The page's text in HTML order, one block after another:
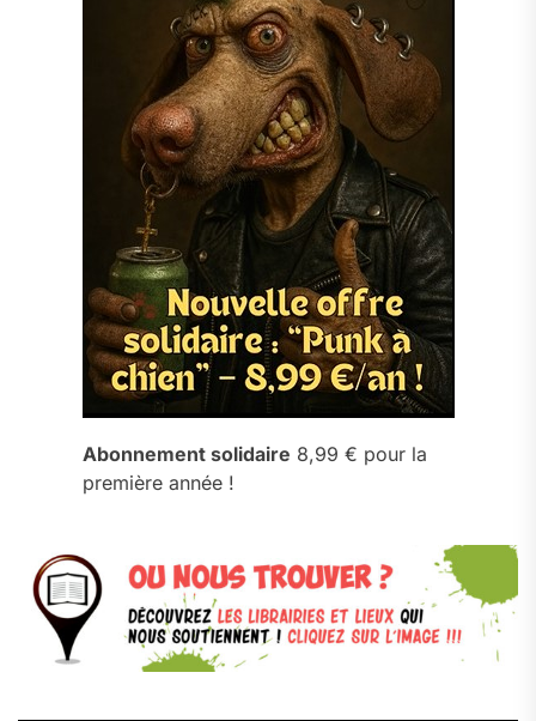
Abonnement solidaire 8,99 € pour la
première année !